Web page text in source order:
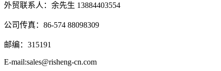
外贸联系人：余先生 13884403554
公司传真：86-574 88098309
邮编：315191
E-mail:sales@risheng-cn.com